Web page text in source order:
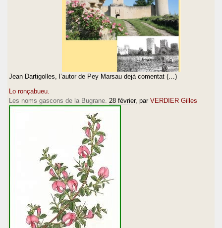
Jean Dartigolles, l’autor de Pey Marsau dejà comentat (…)
Lo ronçabueu.
Les noms gascons de la Bugrane. 28 février, par VERDIER Gilles